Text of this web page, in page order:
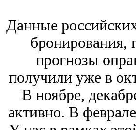
Данные
бронирования,
прогнозы
получили уже в
В ноябре,
активно. В